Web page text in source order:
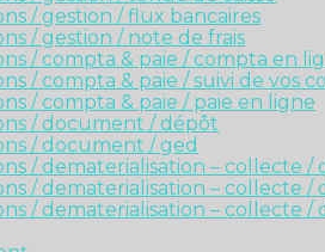
/ gestion / flux bancaires
/ gestion / note de frais
/ compta & paie / compta en
/ compta & paie / suivi de vos
/ compta & paie / paie en ligne
/ document / dépôt
/ document / ged
/ dematerialisation – collecte /
/ dematerialisation – collecte /
/ dematerialisation – collecte